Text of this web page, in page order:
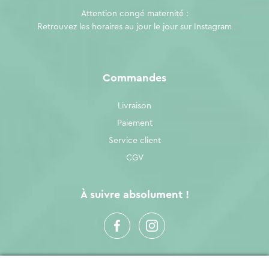
Commandes
Livraison
Paiement
Service client
CGV
À suivre absolument !
Attention congé maternité :
Retrouvez les horaires au jour le jour sur
Instagram